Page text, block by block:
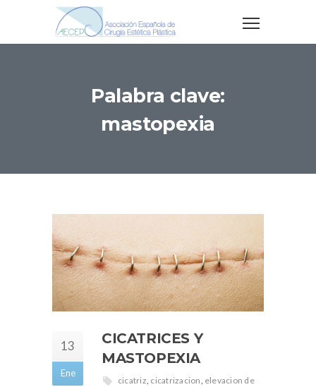
Palabra clave:
mastopexia
13
Ene
CICATRICES Y
MASTOPEXIA
cicatriz, cicatrizacion, elevacion de